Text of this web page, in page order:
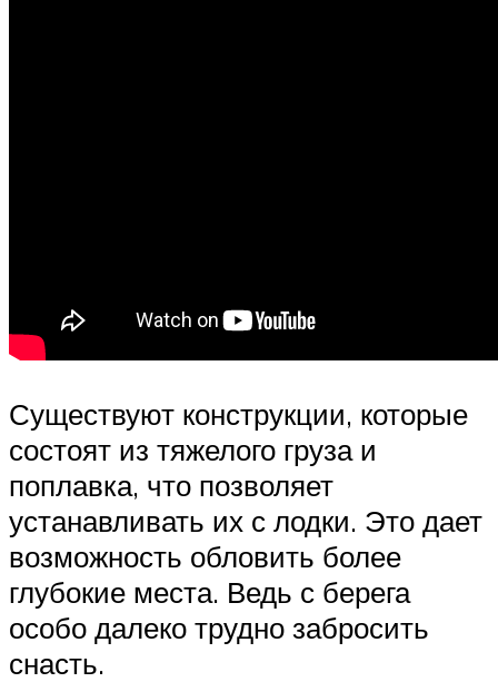
Существуют конструкции, которые
состоят из тяжелого груза и
поплавка, что позволяет
устанавливать их с лодки. Это дает
возможность обловить более
глубокие места. Ведь с берега
особо далеко трудно забросить
снасть.